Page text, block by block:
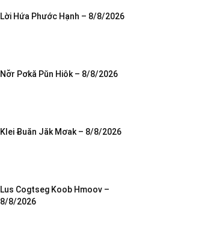
Lời Hứa Phước Hạnh – 8/8/2026
Nơ̆r Pơkă Pŭn Hiôk – 8/8/2026
Klei Ƀuăn Jăk Mơak – 8/8/2026
Lus Cogtseg Koob Hmoov –
8/8/2026